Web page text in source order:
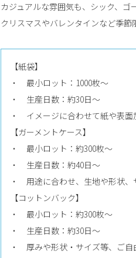
カジュアルな雰囲気も、シック、ゴ
クリスマスやバレンタインなど季節
【紙袋】
・ 最小ロット：1000枚〜
・ 生産日数：約30日〜
・ イメージに合わせて紙や表面
【ガーメントケース】
・ 最小ロット：約300枚〜
・ 生産日数：約40日〜
・ 用途に合わせ、生地や形状、
【コットンバック】
・ 最小ロット：約300枚〜
・ 生産日数：約30日〜
・ 厚みや形状・サイズ等、ご自